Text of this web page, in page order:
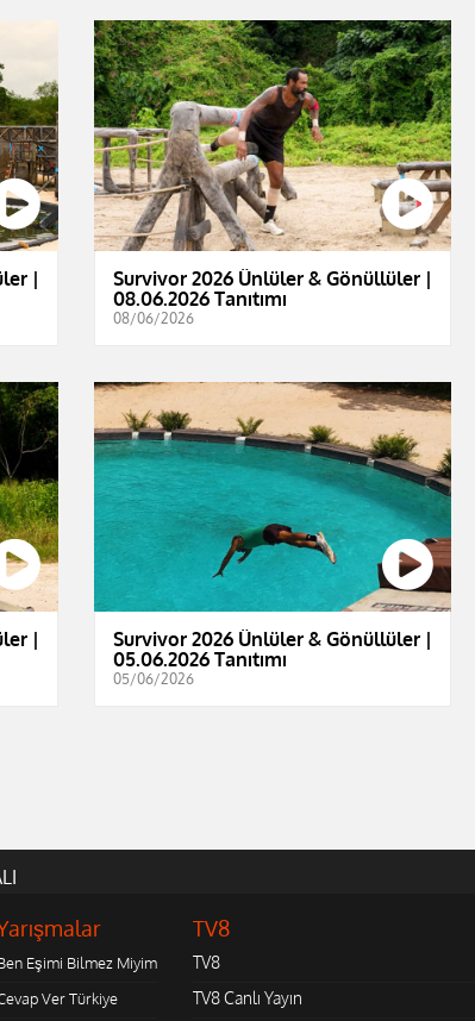
|
Survivor 2026 Ünlüler & Gönüllüler |
08.06.2026 Tanıtımı
08/06/2026
|
Survivor 2026 Ünlüler & Gönüllüler |
05.06.2026 Tanıtımı
05/06/2026
Eşimi Bilmez Miyim
Ver Türkiye
TV8
TV8
TV8 Canlı Yayın